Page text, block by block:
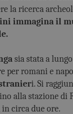
la ricerca
immagina il
sia stata a
per romani e
i. Si
alla stazione di
circa due ore.